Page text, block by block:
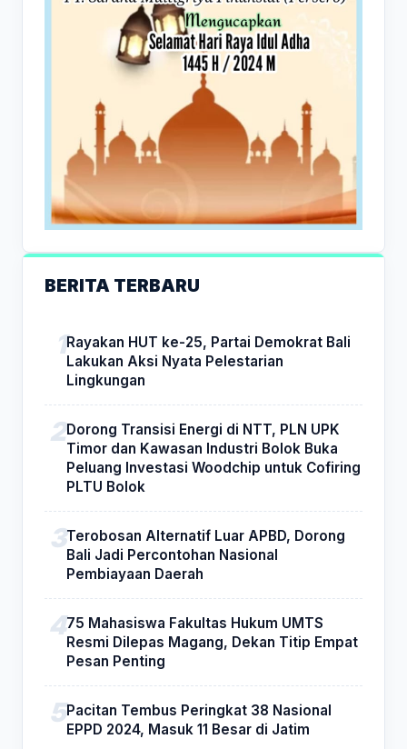
BERITA TERBARU
Rayakan HUT ke-25, Partai Demokrat Bali
Lakukan Aksi Nyata Pelestarian
Lingkungan
Dorong Transisi Energi di NTT, PLN UPK
Timor dan Kawasan Industri Bolok Buka
Peluang Investasi Woodchip untuk Cofiring
PLTU Bolok
Terobosan Alternatif Luar APBD, Dorong
Bali Jadi Percontohan Nasional
Pembiayaan Daerah
75 Mahasiswa Fakultas Hukum UMTS
Resmi Dilepas Magang, Dekan Titip Empat
Pesan Penting
Pacitan Tembus Peringkat 38 Nasional
EPPD 2024, Masuk 11 Besar di Jatim